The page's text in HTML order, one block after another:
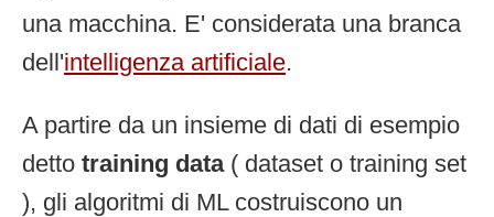
una macchina. E' considerata una branca
dell'intelligenza artificiale.
A partire da un insieme di dati di esempio
detto training data( dataset o training set
), gli algoritmi di ML costruiscono un